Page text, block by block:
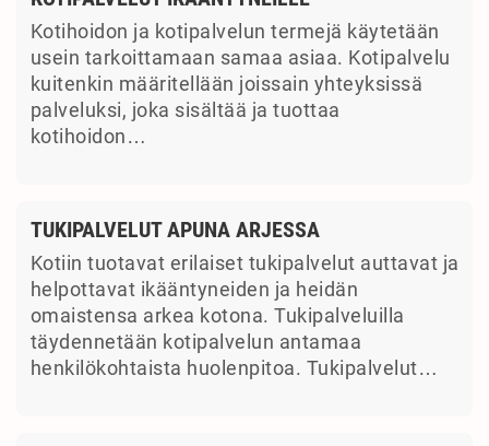
Kotihoidon ja kotipalvelun termejä käytetään
usein tarkoittamaan samaa asiaa. Kotipalvelu
kuitenkin määritellään joissain yhteyksissä
palveluksi, joka sisältää ja tuottaa
kotihoidon…
TUKIPALVELUT APUNA ARJESSA
Kotiin tuotavat erilaiset tukipalvelut auttavat ja
helpottavat ikääntyneiden ja heidän
omaistensa arkea kotona. Tukipalveluilla
täydennetään kotipalvelun antamaa
henkilökohtaista huolenpitoa. Tukipalvelut…